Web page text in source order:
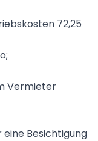
72,25
Vermieter
Besichtigung